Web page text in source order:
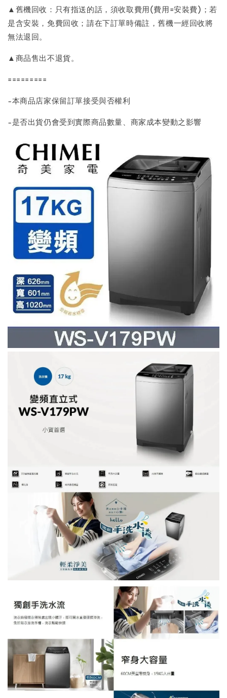
▲舊機回收：只有指送的話，須收取費用(費用=安裝費)；若
是含安裝，免費回收；請在下訂單時備註，舊機一經回收將
無法退回。
▲商品售出不退貨。
=========
-本商品店家保留訂單接受與否權利
-是否出貨仍會受到實際商品數量、商家成本變動之影響